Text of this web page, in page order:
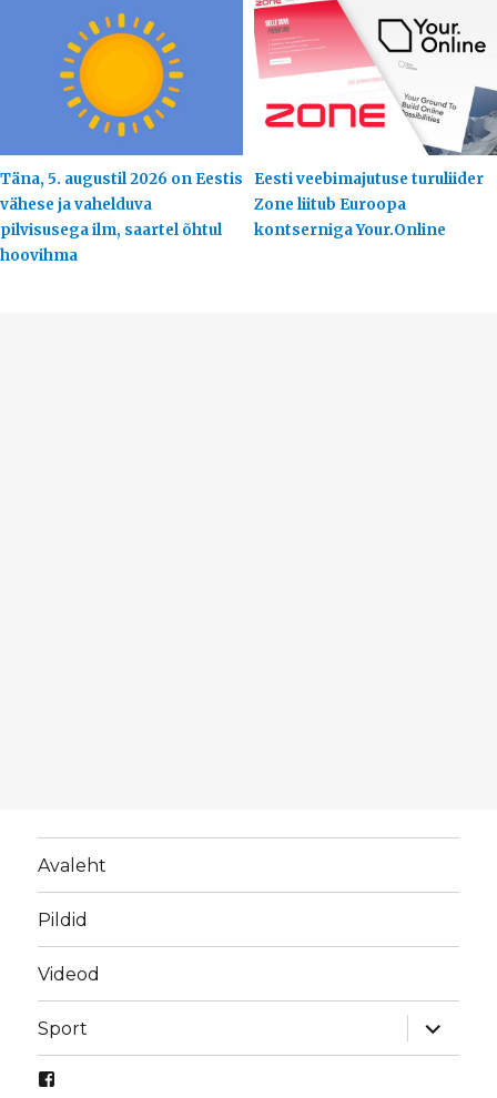
Täna, 5. augustil 2026 on Eestis
vähese ja vahelduva
pilvisusega ilm, saartel õhtul
hoovihma
Eesti veebimajutuse turuliider
Zone liitub Euroopa
kontserniga Your.Online
Avaleht
Pildid
Videod
Sport
laienda